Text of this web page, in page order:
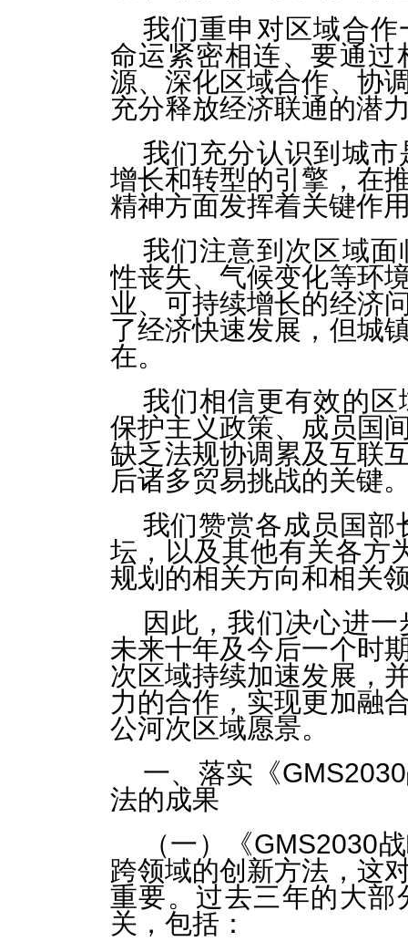
我们重申对区域合
命运紧密相连、要通
源、深化区域合作、协
充分释放经济联通的潜
我们充分认识到城
增长和转型的引擎，在
精神方面发挥着关键作
我们注意到次区域
性丧失、气候变化等环
业、可持续增长的经济
了经济快速发展，但城
在。
我们相信更有效的
保护主义政策、成员国
缺乏法规协调累及互联
后诸多贸易挑战的关键
我们赞赏各成员国部
坛，以及其他有关各方
规划的相关方向和相关
因此，我们决心进
未来十年及今后一个时
次区域持续加速发展，
力的合作，实现更加融
公河次区域愿景。
一、落实《
法的成果
（一）《GMS2030
跨领域的创新方法，这
重要。过去三年的大
关，包括：